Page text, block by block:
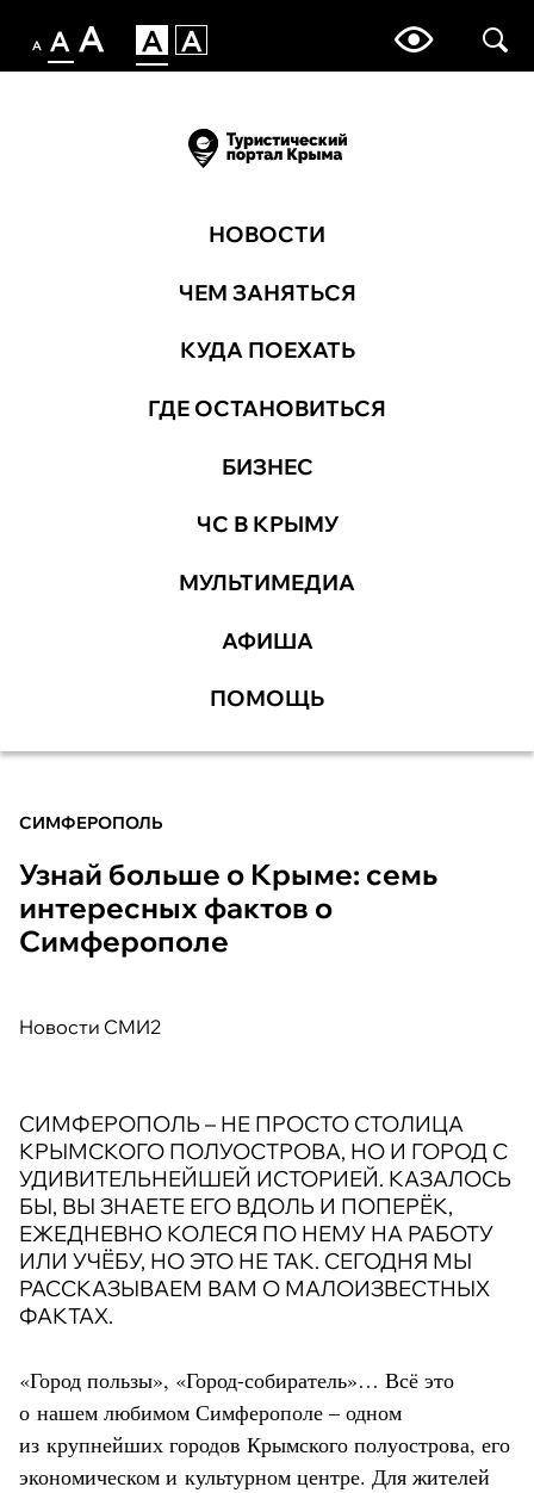
НОВОСТИ
ЧЕМ ЗАНЯТЬСЯ
КУДА ПОЕХАТЬ
ГДЕ ОСТАНОВИТЬСЯ
БИЗНЕС
ЧС В КРЫМУ
МУЛЬТИМЕДИА
АФИША
ПОМОЩЬ
СИМФЕРОПОЛЬ
Узнай больше о Крыме: семь
интересных фактов о
Симферополе
СИМФЕРОПОЛЬ – НЕ ПРОСТО СТОЛИЦА
КРЫМСКОГО ПОЛУОСТРОВА, НО И ГОРОД С
УДИВИТЕЛЬНЕЙШЕЙ ИСТОРИЕЙ. КАЗАЛОСЬ
БЫ, ВЫ ЗНАЕТЕ ЕГО ВДОЛЬ И ПОПЕРЁК,
ЕЖЕДНЕВНО КОЛЕСЯ ПО НЕМУ НА РАБОТУ
ИЛИ УЧЁБУ, НО ЭТО НЕ ТАК. СЕГОДНЯ МЫ
РАССКАЗЫВАЕМ ВАМ О МАЛОИЗВЕСТНЫХ
ФАКТАХ.
«Город пользы», «Город-собиратель»… Всё это
о нашем любимом Симферополе – одном
из крупнейших городов Крымского полуострова, его
экономическом и культурном центре. Для жителей
Новости СМИ2